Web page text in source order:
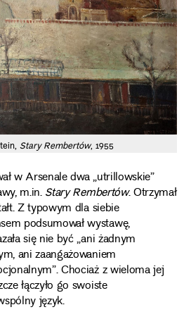
Stary Rembertów, 1955
w Arsenale dwa „utrillowskie”
m.in.Stary Rembertów. Otrzymał
Z typowym dla siebie
podsumował wystawę,
się nie być „ani żadnym
ani zaangażowaniem
Chociaż z wieloma jej
łączyło go swoiste
język.